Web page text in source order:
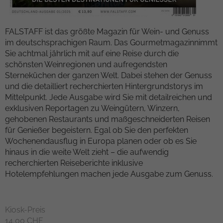
FALSTAFF ist das größte Magazin für Wein- und Genuss
im deutschsprachigen Raum. Das Gourmetmagazinnimmt
Sie achtmal jährlich mit auf eine Reise durch die
schönsten Weinregionen und aufregendsten
Sterneküchen der ganzen Welt. Dabei stehen der Genuss
und die detailliert recherchierten Hintergrundstorys im
Mittelpunkt. Jede Ausgabe wird Sie mit detailreichen und
exklusiven Reportagen zu Weingütern, Winzern,
gehobenen Restaurants und maßgeschneiderten Reisen
für Genießer begeistern. Egal ob Sie den perfekten
Wochenendausflug in Europa planen oder ob es Sie
hinaus in die weite Welt zieht – die aufwendig
recherchierten Reiseberichte inklusive
Hotelempfehlungen machen jede Ausgabe zum Genuss.
Kiosk-Preis
14,00 CHF
Anbieter TYPO3
Laufzeit 1 Woche
Zweck
Dieses Cookie ist ein Standard-Session-
Cookie von TYPO3. Es speichert im Falle
eines Benutzer-Logins die Session-ID. So
kann der eingeloggte Benutzer
wiedererkannt werden und es wird ihm
Zugang zu geschützten Bereichen
gewährt.
Name cookie_optin
Anbieter TYPO3
Kampagnendaten zu berechnen und die
Analysebericht der Website zu verfolgen.
Die Cookies speichern Informationen
anonym und weisen eine randoly
generierte Nummer zu, um eindeutige
Besucher zu identifizieren.
Name _gid
Anbieter Google Analytics
Laufzeit 1 day
Zweck
Dieses Cookie wird von Google Analytics